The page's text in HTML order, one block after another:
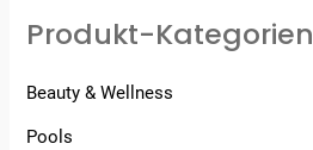
Produkt-Kategorien
Beauty & Wellness
Pools